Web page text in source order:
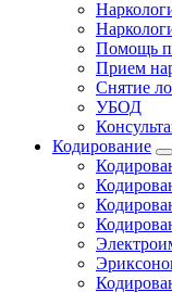
Помощь
Прием
Снятие
УБОД
Кодирование